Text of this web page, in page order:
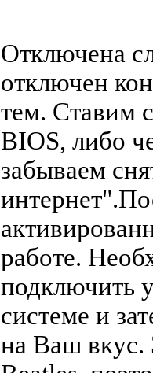
Отключена
отключен
тем. Ставим
BIOS, либо
забываем
работе.
подключить
системе и
на Ваш вкус.